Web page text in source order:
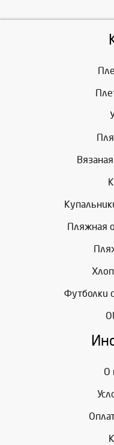
Пляжная
Футболки
О